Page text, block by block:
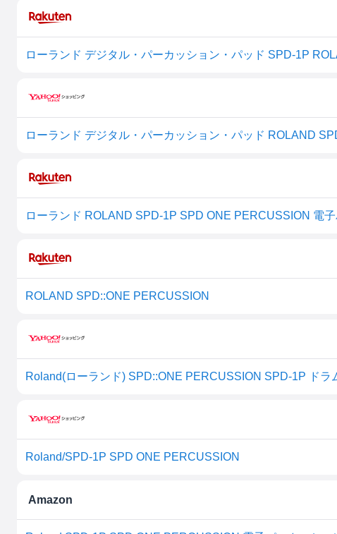
ローランド デジタル・パーカッション・パッド SPD-1P
ローランド デジタル・パーカッション・パッド ROLAND
ローランド ROLAND SPD-1P SPD ONE PERCUSSION 電
ROLAND SPD::ONE PERCUSSION
Roland/SPD-1P SPD ONE PERCUSSION
Amazon